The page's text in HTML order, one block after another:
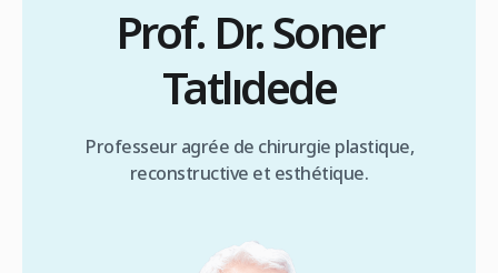
Prof. Dr. Soner
Tatlıdede
Professeur agrée de chirurgie plastique,
reconstructive et esthétique.